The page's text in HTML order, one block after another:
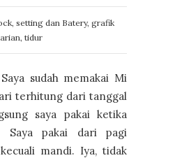
setting dan Batery, grafik
tidur
sudah memakai Mi
terhitung dari tanggal
saya pakai ketika
Saya pakai dari pagi
mandi. Iya, tidak